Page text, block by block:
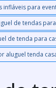
infláveis para
de tendas
de tenda para
aluguel tenda